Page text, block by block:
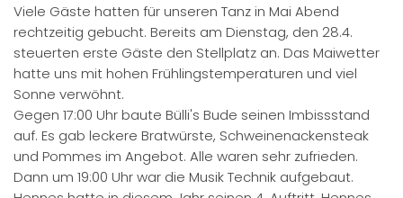
Viele Gäste hatten für unseren Tanz in Mai Abend
rechtzeitig gebucht. Bereits am Dienstag, den 28.4.
steuerten erste Gäste den Stellplatz an. Das Maiwetter
hatte uns mit hohen Frühlingstemperaturen und viel
Sonne verwöhnt.
Gegen 17:00 Uhr baute Bülli's Bude seinen Imbissstand
auf. Es gab leckere Bratwürste, Schweinenackensteak
und Pommes im Angebot. Alle waren sehr zufrieden.
Dann um 19:00 Uhr war die Musik Technik aufgebaut.